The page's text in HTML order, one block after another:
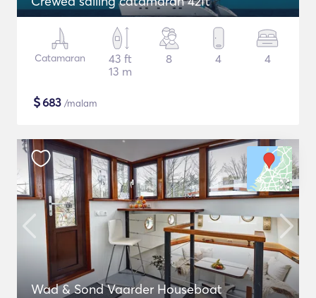
Catamaran
43 ft
13 m
8 4 4
$683 /malam
Wad & Sond Vaarder Houseboat